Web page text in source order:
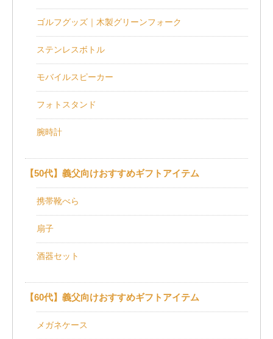
ゴルフグッズ｜木製グリーンフォーク
ステンレスボトル
モバイルスピーカー
フォトスタンド
腕時計
【50代】義父向けおすすめギフトアイテム
携帯靴べら
扇子
酒器セット
【60代】義父向けおすすめギフトアイテム
メガネケース